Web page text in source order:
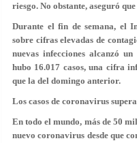
riesgo. No obstante, aseguró
Durante el fin de semana, el
sobre cifras elevadas de
nuevas infecciones alcanzó
hubo 16.017 casos, una cifra
que la del domingo anterior.
Los casos de coronavirus
En todo el mundo, más de 50
nuevo coronavirus desde que